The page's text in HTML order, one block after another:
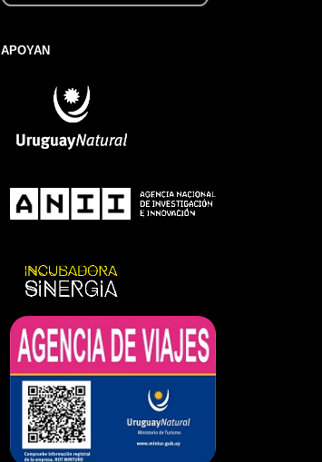
APOYAN